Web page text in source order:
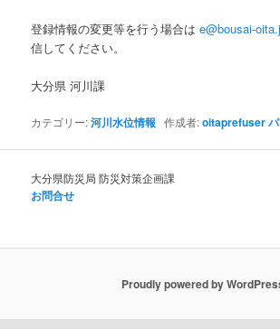
登録情報の変更等を行う場合はe@bousai-
信してください。
大分県 河川課
カテゴリー:河川水位情報 作成者:oitaprefuser
大分県防災局 防災対策企画課
お問合せ
Proudly powered by